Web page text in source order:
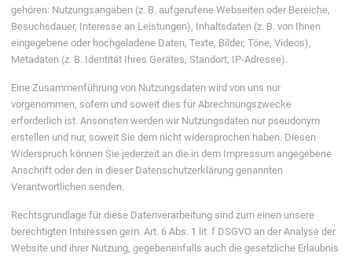
gehören: Nutzungsangaben (z. B. aufgerufene Webseiten oder Bereiche,
Besuchsdauer, Interesse an Leistungen), Inhaltsdaten (z. B. von Ihnen
eingegebene oder hochgeladene Daten, Texte, Bilder, Töne, Videos),
Metadaten (z. B. Identität Ihres Gerätes, Standort, IP-Adresse).
Eine Zusammenführung von Nutzungsdaten wird von uns nur
vorgenommen, sofern und soweit dies für Abrechnungszwecke
erforderlich ist. Ansonsten werden wir Nutzungsdaten nur pseudonym
erstellen und nur, soweit Sie dem nicht widersprochen haben. Diesen
Widerspruch können Sie jederzeit an die in dem Impressum angegebene
Anschrift oder den in dieser Datenschutzerklärung genannten
Verantwortlichen senden.
Rechtsgrundlage für diese Datenverarbeitung sind zum einen unsere
berechtigten Interessen gem. Art. 6 Abs. 1 lit. f DSGVO an der Analyse der
Website und ihrer Nutzung, gegebenenfalls auch die gesetzliche Erlaubnis